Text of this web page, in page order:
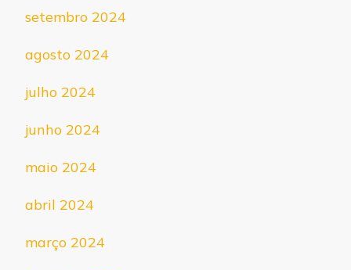
setembro 2024
agosto 2024
julho 2024
junho 2024
maio 2024
abril 2024
março 2024